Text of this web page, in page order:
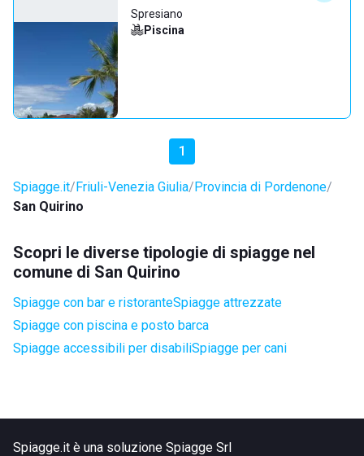
Spresiano
Piscina
1
Spiagge.it Friuli-Venezia Giulia Provincia di Pordenone
San Quirino
Scopri le diverse tipologie di spiagge nel
comune di San Quirino
Spiagge con bar e ristoranteSpiagge attrezzate
Spiagge con piscina e posto barca
Spiagge accessibili per disabiliSpiagge per cani
Spiagge.it è una soluzione Spiagge Srl